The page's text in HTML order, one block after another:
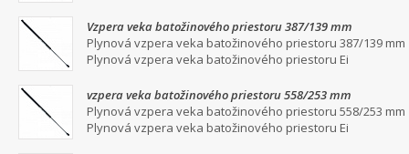
Vzpera veka batožinového priestoru 387/139 mm
Plynová vzpera veka batožinového priestoru 387/139 mm
Plynová vzpera veka batožinového priestoru Ei
vzpera veka batožinového priestoru 558/253 mm
Plynová vzpera veka batožinového priestoru 558/253 mm
Plynová vzpera veka batožinového priestoru Ei